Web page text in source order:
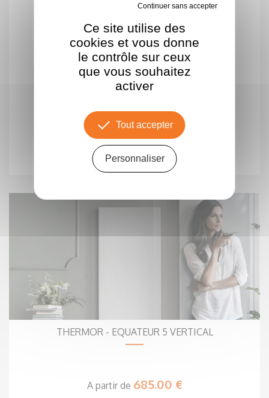
A partir de698.00 €
THERMOR - EQUATEUR 5 VERTICAL
A partir de 685.00 €
Ce site utilise des
cookies et vous donne
le contrôle sur ceux
que vous souhaitez
activer
Tout accepter
Personnaliser